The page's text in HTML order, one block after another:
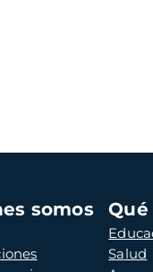
somos
Salud